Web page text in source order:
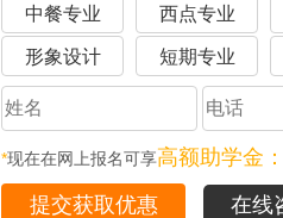
中餐专业 西点专业
形象设计 短期专业
*现在在网上报名可享高额助学金
在线